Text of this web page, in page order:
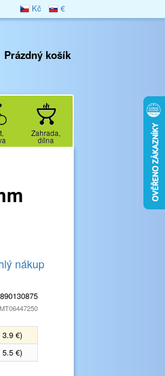
Kč €
Prázdný košík
Zahrada,
dílna
nákup
3.9 €)
5.5 €)